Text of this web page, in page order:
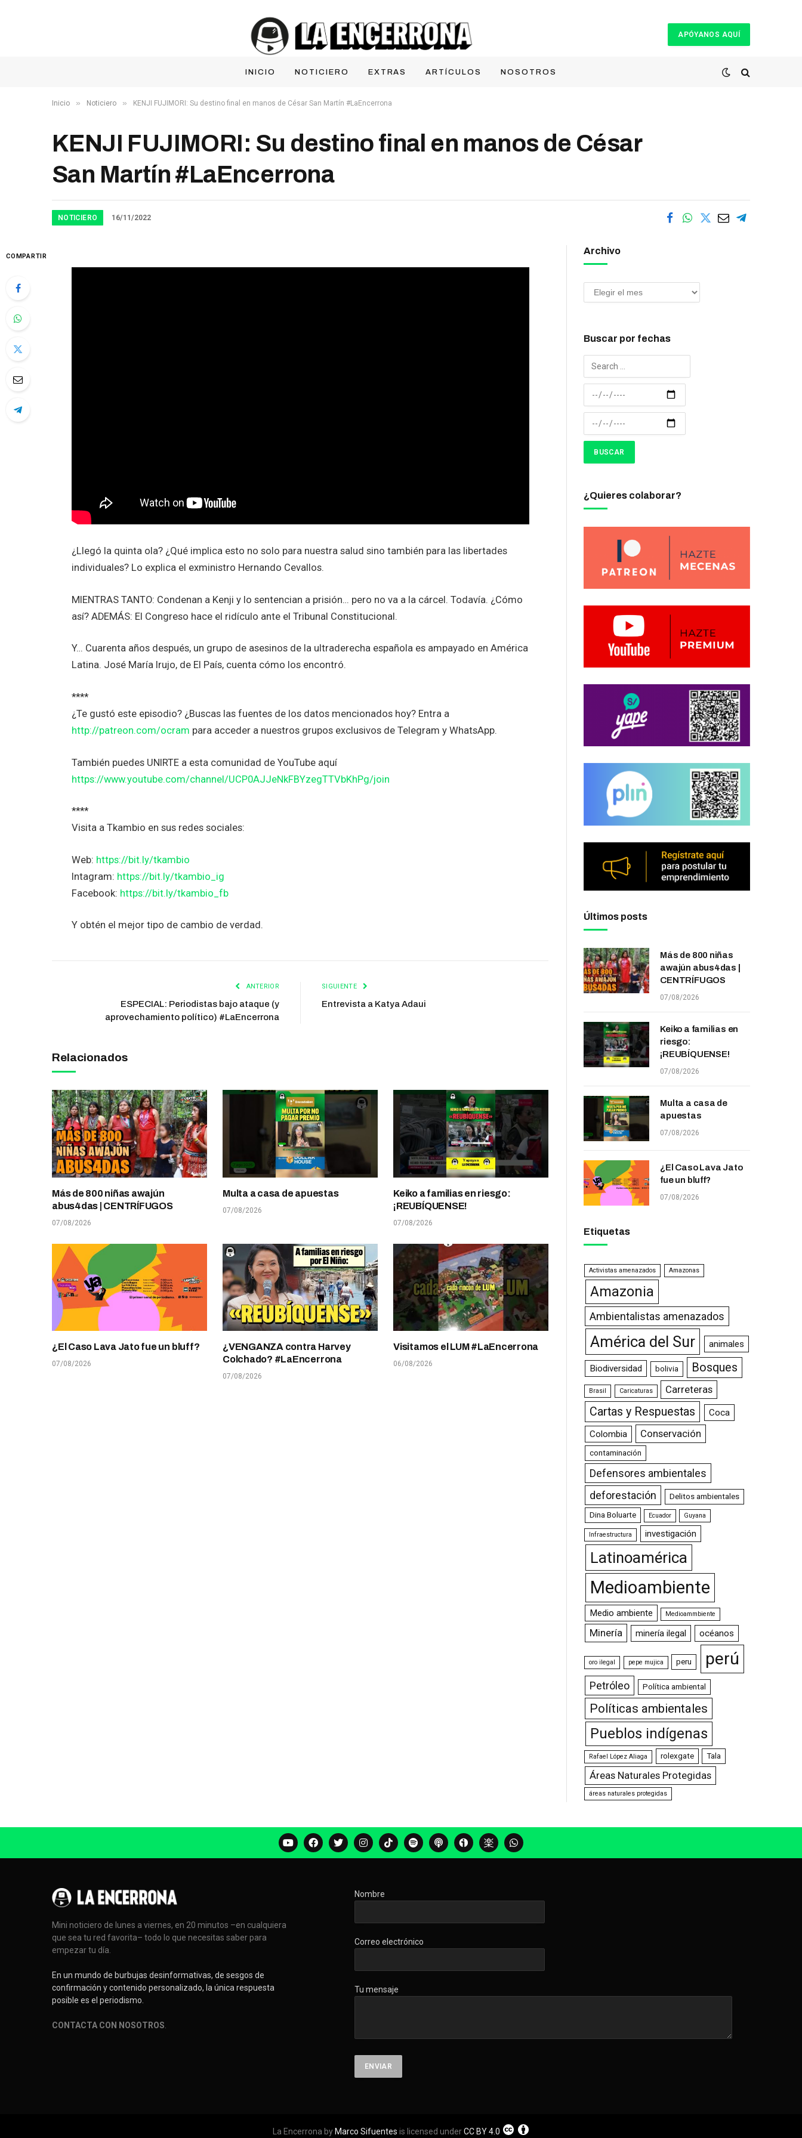
APÓYANOS AQUÍ
INICIO NOTICIERO EXTRAS ARTÍCULOS NOSOTROS
Inicio » Noticiero » KENJI FUJIMORI: Su destino final en manos de César San Martín #LaEncerrona
KENJI FUJIMORI: Su destino final en manos de César
San Martín #LaEncerrona
NOTICIERO 16/11/2022
COMPARTIR
¿Llegó la quinta ola? ¿Qué implica esto no solo para nuestra salud sino también para las libertades
individuales? Lo explica el exministro Hernando Cevallos.
MIENTRAS TANTO: Condenan a Kenji y lo sentencian a prisión… pero no va a la cárcel. Todavía. ¿Cómo
así? ADEMÁS: El Congreso hace el ridículo ante el Tribunal Constitucional.
Y… Cuarenta años después, un grupo de asesinos de la ultraderecha española es ampayado en América
Latina. José María Irujo, de El País, cuenta cómo los encontró.
****
¿Te gustó este episodio? ¿Buscas las fuentes de los datos mencionados hoy? Entra a
http://patreon.com/ocram para acceder a nuestros grupos exclusivos de Telegram y WhatsApp.
También puedes UNIRTE a esta comunidad de YouTube aquí
https://www.youtube.com/channel/UCP0AJJeNkFBYzegTTVbKhPg/join
****
Visita a Tkambio en sus redes sociales:
Web: https://bit.ly/tkambio
Intagram: https://bit.ly/tkambio_ig
Facebook: https://bit.ly/tkambio_fb
Y obtén el mejor tipo de cambio de verdad.
ANTERIOR
ESPECIAL: Periodistas bajo ataque (y
aprovechamiento político) #LaEncerrona
SIGUIENTE
Entrevista a Katya Adaui
Relacionados
Más de 800 niñas awajún
abus4das | CENTRÍFUGOS
07/08/2026
Multa a casa de apuestas
07/08/2026
Keiko a familias en riesgo:
¡REUBÍQUENSE!
07/08/2026
¿El Caso Lava Jato fue un bluff?
07/08/2026
¿VENGANZA contra Harvey
Colchado? #LaEncerrona
07/08/2026
Visitamos el LUM #LaEncerrona
06/08/2026
Archivo
Buscar por fechas
¿Quieres colaborar?
Últimos posts
Más de 800 niñas
awajún abus4das |
CENTRÍFUGOS
07/08/2026
Keiko a familias en
riesgo:
¡REUBÍQUENSE!
07/08/2026
Multa a casa de
apuestas
07/08/2026
¿El Caso Lava Jato
fue un bluff?
07/08/2026
Etiquetas
Activistas amenazados Amazonas
Amazonia
Ambientalistas amenazados
América del Sur animales
Biodiversidad bolivia Bosques
Brasil Caricaturas Carreteras
Cartas y Respuestas
Coca
Colombia
Conservación
contaminación
Defensores ambientales
deforestación
Delitos ambientales
Dina Boluarte Ecuador Guyana
Infraestructura investigación
Latinoamérica
Medioambiente
Medio ambiente Medioammbiente
Minería minería ilegal océanos
oro ilegal pepe mujica peru perú
Petróleo Política ambiental
Políticas ambientales
Pueblos indígenas
Rafael López Aliaga rolexgate Tala
Áreas Naturales Protegidas
áreas naturales protegidas
Mini noticiero de lunes a viernes, en 20 minutos –en cualquiera
que sea tu red favorita– todo lo que necesitas saber para
empezar tu día.
En un mundo de burbujas desinformativas, de sesgos de
confirmación y contenido personalizado, la única respuesta
posible es el periodismo.
CONTACTA CON NOSOTROS
Nombre
Correo electrónico
Tu mensaje
La Encerrona by Marco Sifuentes is licensed underCC BY 4.0